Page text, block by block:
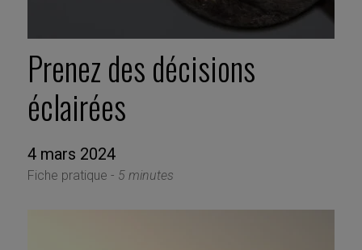
Prenez des décisions
éclairées
4 mars 2024
Fiche pratique - 5 minutes